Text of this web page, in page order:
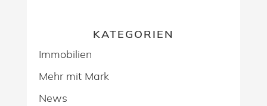
KATEGORIEN
Immobilien
Mehr mit Mark
News